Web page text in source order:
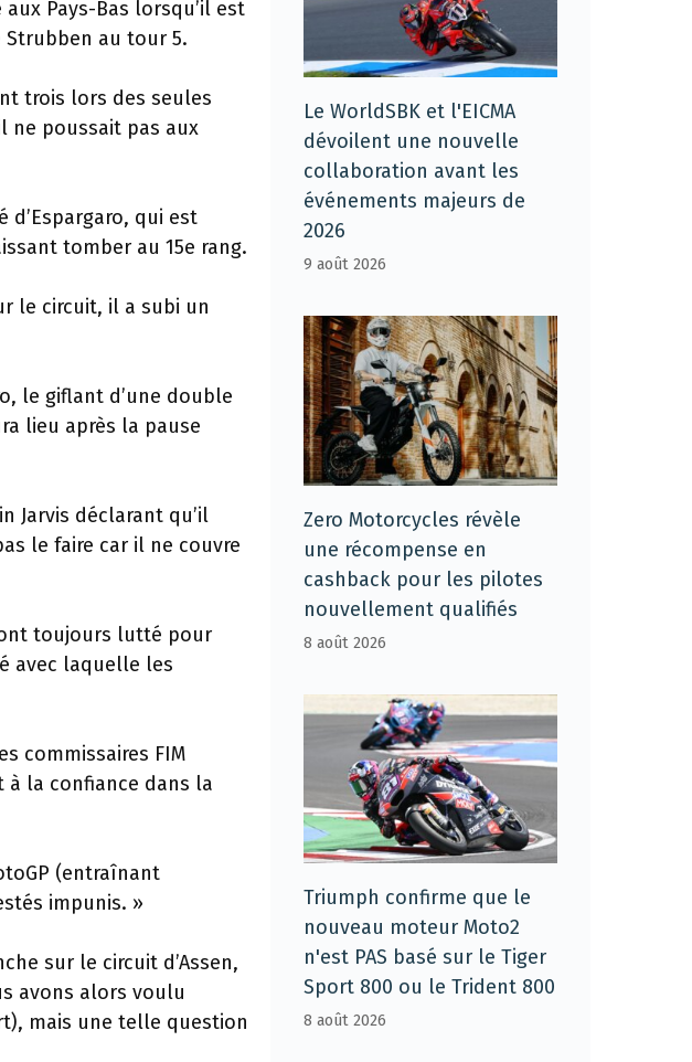
Pays-Bas lorsqu’il est
Strubben au tour 5.
trois lors des seules
ne poussait pas aux
d’Espargaro, qui est
tomber au 15e rang.
le circuit, il a subi un
le giflant d’une double
lieu après la pause
Jarvis déclarant qu’il
le faire car il ne couvre
ont toujours lutté pour
avec laquelle les
commissaires FIM
à la confiance dans la
(entraînant
impunis. »
sur le circuit d’Assen,
avons alors voulu
mais une telle question
Le WorldSBK et l'EICMA
dévoilent une nouvelle
collaboration avant les
événements majeurs de
2026
9 août 2026
Zero Motorcycles révèle
une récompense en
cashback pour les pilotes
nouvellement qualifiés
8 août 2026
Triumph confirme que le
nouveau moteur Moto2
n'est PAS basé sur le Tiger
Sport 800 ou le Trident 800
8 août 2026